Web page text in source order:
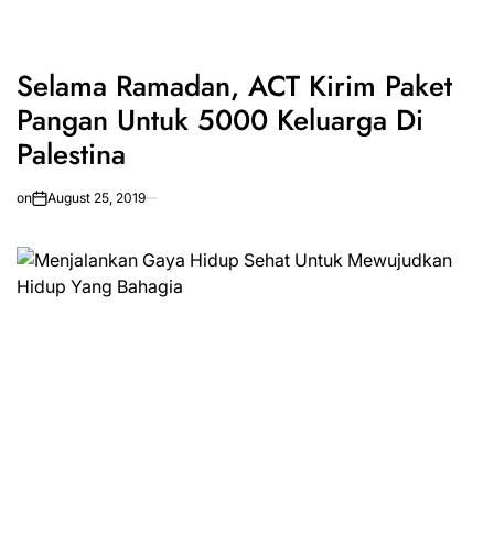
Selama Ramadan, ACT Kirim Paket
Pangan Untuk 5000 Keluarga Di
Palestina
on August 25, 2019